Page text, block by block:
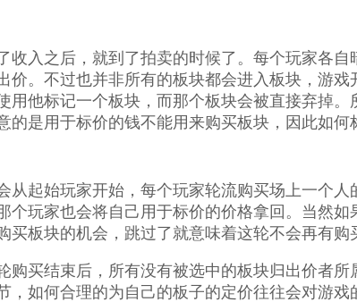
收入之后，就到了拍卖的时候了。每个玩家各
价。不过也并非所有的板块都会进入板块，游
用他标记一个板块，而那个板块会被直接弃掉
的是用于标价的钱不能用来购买板块，因此如何
从起始玩家开始，每个玩家轮流购买场上一个
个玩家也会将自己用于标价的价格拿回。当然
买板块的机会，跳过了就意味着这轮不会再有购
购买结束后，所有没有被选中的板块归出价者
，如何合理的为自己的板子的定价往往会对游戏